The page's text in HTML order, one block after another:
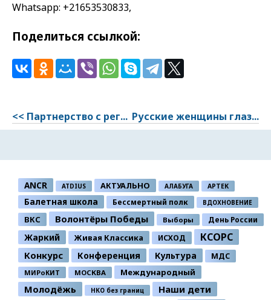
Whatsapp: +21653530833,
Поделиться ссылкой:
<< Партнерство с рег... Русские женщины глаз...
ANCR ATDIUS АКТУАЛЬНО АЛАБУГА АРТЕК
Балетная школа Бессмертный полк ВДОХНОВЕНИЕ
ВКС Волонтёры Победы Выборы День России
Жаркий Живая Классика ИСХОД КСОРС
Конкурс Конференция Культура МДС
МИРоКИТ МОСКВА Международный
Молодёжь НКО без границ Наши дети